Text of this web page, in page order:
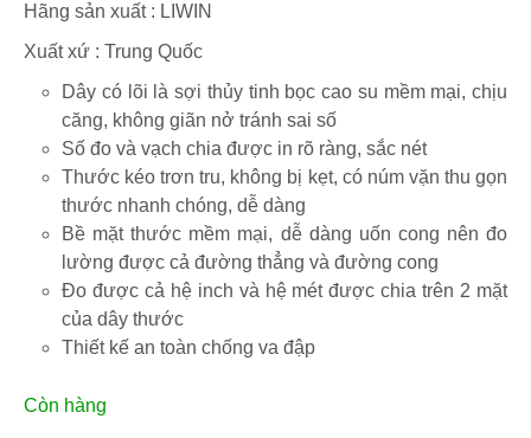
Hãng sản xuất : LIWIN
Xuất xứ : Trung Quốc
Dây có lõi là sợi thủy tinh bọc cao su mềm mại, chịu
căng, không giãn nở tránh sai số
Số đo và vạch chia được in rõ ràng, sắc nét
Thước kéo trơn tru, không bị kẹt, có núm vặn thu gọn
thước nhanh chóng, dễ dàng
Bề mặt thước mềm mại, dễ dàng uốn cong nên đo
lường được cả đường thẳng và đường cong
Đo được cả hệ inch và hệ mét được chia trên 2 mặt
của dây thước
Thiết kế an toàn chống va đập
Còn hàng